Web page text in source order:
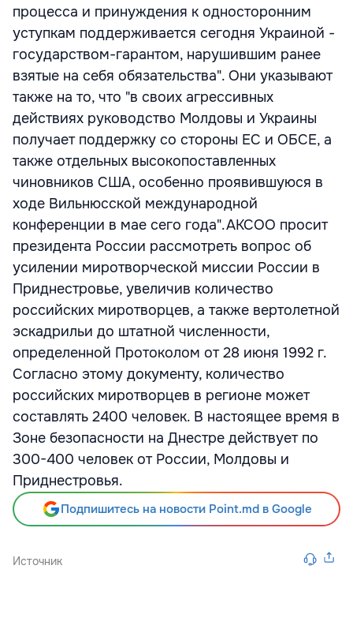
процесса и принуждения к односторонним
уступкам поддерживается сегодня Украиной -
государством-гарантом, нарушившим ранее
взятые на себя обязательства". Они указывают
также на то, что "в своих агрессивных
действиях руководство Молдовы и Украины
получает поддержку со стороны ЕС и ОБСЕ, а
также отдельных высокопоставленных
чиновников США, особенно проявившуюся в
ходе Вильнюсской международной
конференции в мае сего года".АКСОО просит
президента России рассмотреть вопрос об
усилении миротворческой миссии России в
Приднестровье, увеличив количество
российских миротворцев, а также вертолетной
эскадрильи до штатной численности,
определенной Протоколом от 28 июня 1992 г.
Согласно этому документу, количество
российских миротворцев в регионе может
составлять 2400 человек. В настоящее время в
Зоне безопасности на Днестре действует по
300-400 человек от России, Молдовы и
Приднестровья.
Подпишитесь на новости Point.md в Google
Источник